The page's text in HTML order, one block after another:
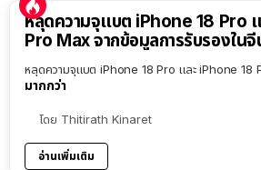
หลุดความจุแบต iPhone 18 Pro
Pro Max จากข้อมูลการรับรองในจี
หลุดความจุแบต iPhone 18 Pro และ iPhone
มากกว่า
โดย Thitirath Kinaret
อ่านเพิ่มเติม